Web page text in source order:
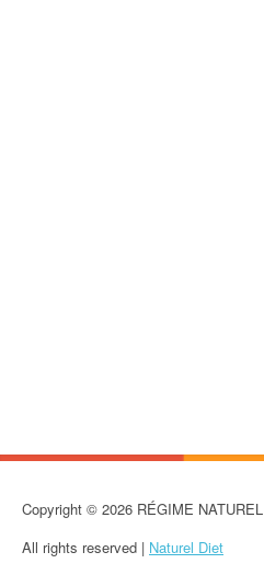
Copyright © 2026 RÉGIME NATUREL
All rights reserved | Naturel Diet